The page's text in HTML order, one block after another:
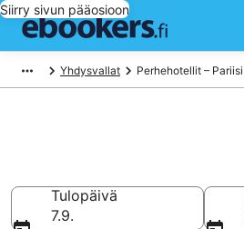
Siirry sivun pääosioon
Yhdysvallat Perhehotellit – Pariisi
Tulopäivä
7.9.